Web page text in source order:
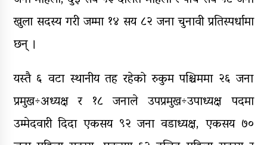
खुला सदस्य गरी जम्मा १४ सय ८२ जना चुनावी प्रतिस्पर्धामा
छन् ।
यस्तै ६ वटा स्थानीय तह रहेको रुकुम पश्चिममा २६ जना
प्रमुख÷अध्यक्ष र १८ जनाले उपप्रमुख÷उपाध्यक्ष पदमा
उम्मेदवारी दिदा एकसय ९२ जना वडाध्यक्ष, एकसय ७०